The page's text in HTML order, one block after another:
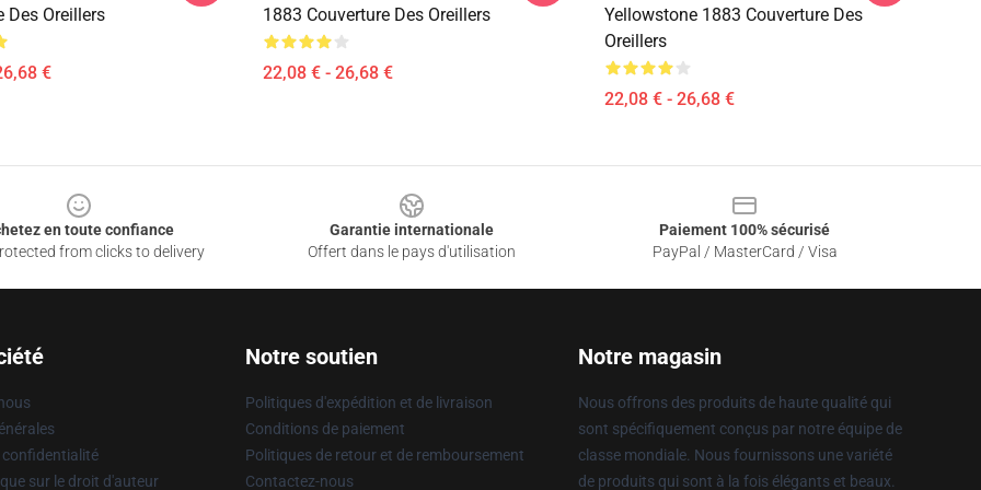
Des Oreillers
€
1883 Couverture Des Oreillers
22,08 € - 26,68 €
Yellowstone 1883 Couverture Des
Oreillers
22,08 € - 26,68 €
en toute confiance
from clicks to delivery
Garantie internationale
Offert dans le pays d'utilisation
Paiement 100% sécurisé
PayPal / MasterCard / Visa
confidentialité
sur le droit d'auteur
Notre soutien
Politiques d'expédition et de livraison
Conditions de paiement
Politiques de retour et de remboursement
Contactez-nous
Notre magasin
Nous offrons des produits de haute qualité qui
sont spécifiquement conçus par notre équipe de
classe mondiale. Nous fournissons une variété
de produits qui sont à la fois élégants et beaux.